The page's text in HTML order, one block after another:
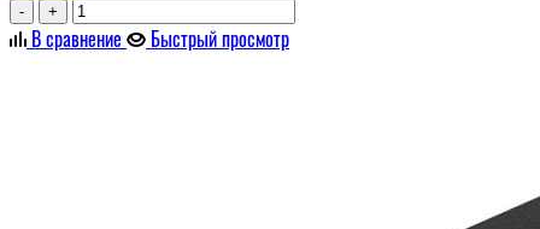
- +
В сравнение Быстрый просмотр